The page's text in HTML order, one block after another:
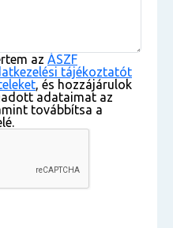
az ÁSZF
tájékoztatót
, és hozzájárulok
adataimat az
továbbítsa a